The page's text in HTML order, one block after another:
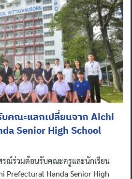
คณะแลกเปลี่ยนจาก Aichi
Senior High School
รณ์ร่วมต้อนรับคณะครูและนักเรียน
Prefectural Handa Senior High